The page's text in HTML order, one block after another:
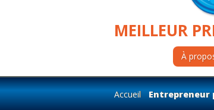
MEILLEUR
À
Accueil Entrepreneur